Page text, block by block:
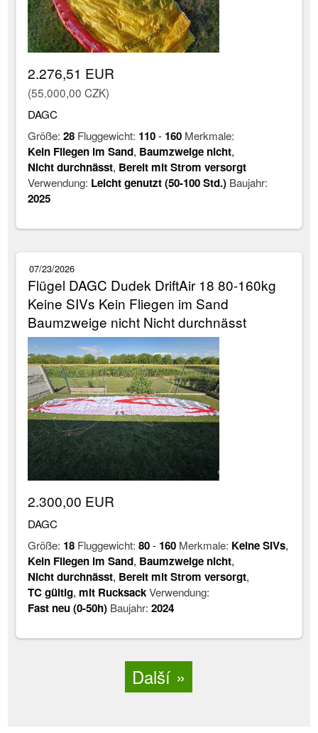
2.276,51 EUR
(55.000,00 CZK)
DAGC
Größe:28 Fluggewicht: 110- 160 Merkmale:
Kein Fliegen im Sand, Baumzweige nicht,
Nicht durchnässt, Bereit mit Strom versorgt
Verwendung: Leicht genutzt (50-100 Std.) Baujahr:
2025
07/23/2026
Flügel DAGC Dudek DriftAir 18 80-160kg
Keine SIVs Kein Fliegen im Sand
Baumzweige nicht Nicht durchnässt
2.300,00 EUR
DAGC
Größe: 18 Fluggewicht:80- 160 Merkmale: Keine SIVs,
Kein Fliegen im Sand, Baumzweige nicht,
Nicht durchnässt, Bereit mit Strom versorgt,
TC gültig, mit RucksackVerwendung:
Fast neu (0-50h) Baujahr:2024
Další